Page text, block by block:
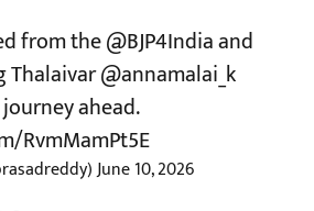
from the@BJP4Indiaand
Thalaivar@annamalai_k
ahead.
RvmMamPt5E
June 10, 2026